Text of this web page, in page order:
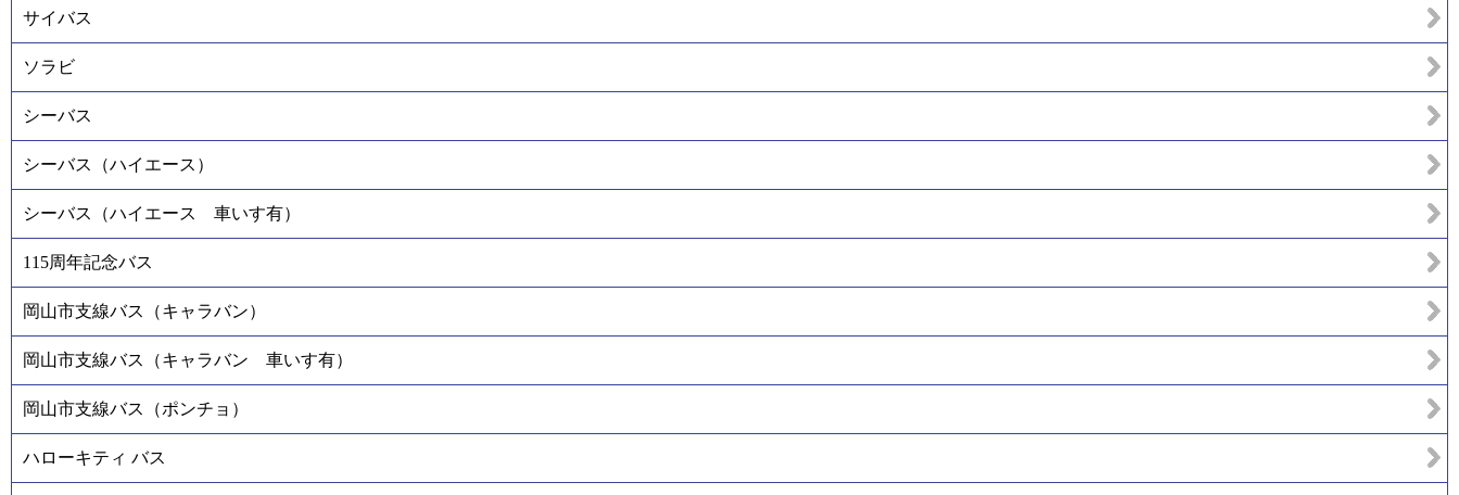
サイバス
ソラビ
シーバス
シーバス（ハイエース）
シーバス（ハイエース 車いす有）
115周年記念バス
岡山市支線バス（キャラバン）
岡山市支線バス（キャラバン 車いす有）
岡山市支線バス（ポンチョ）
ハローキティ バス